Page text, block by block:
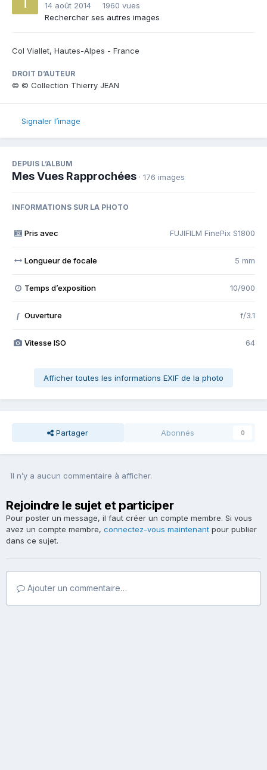
14 août 2014
1960 vues
Rechercher ses autres images
Col Viallet, Hautes-Alpes - France
DROIT D’AUTEUR
© © Collection Thierry JEAN
Signaler l’image
DEPUIS L’ALBUM
Mes Vues Rapprochées · 176 images
INFORMATIONS SUR LA PHOTO
Pris avec FUJIFILM FinePix S1800
Longueur de focale 5 mm
Temps d’exposition 10/900
f Ouverture f/3.1
Vitesse ISO 64
Afficher toutes les informations EXIF de la photo
Partager Abonnés 0
Il n’y a aucun commentaire à afficher.
Rejoindre le sujet et participer
Pour poster un message, il faut créer un compte membre. Si vous
avez un compte membre, connectez-vous maintenant pour publier
dans ce sujet.
Ajouter un commentaire…